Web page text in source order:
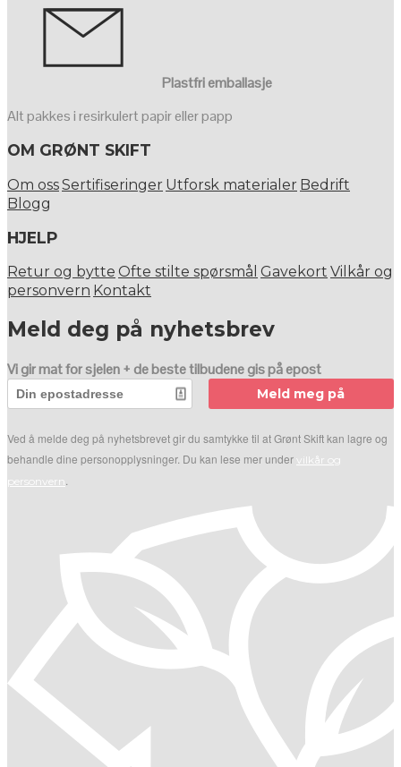
Plastfri emballasje
Alt pakkes i resirkulert papir eller papp
OM GRØNT SKIFT
Om ossSertifiseringer Utforsk materialer Bedrift
Blogg
HJELP
Retur og bytte Ofte stilte spørsmål Gavekort Vilkår og
personvern Kontakt
Meld deg på nyhetsbrev
Vi gir mat for sjelen + de beste tilbudene gis på epost
Meld meg på
Ved å melde deg på nyhetsbrevet gir du samtykke til at Grønt Skift kan lagre og
behandle dine personopplysninger. Du kan lese mer under vilkår og
personvern